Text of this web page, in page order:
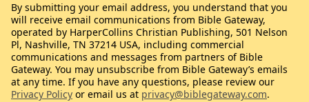
By submitting your email address, you understand that you
will receive email communications from Bible Gateway,
operated by HarperCollins Christian Publishing, 501 Nelson
Pl, Nashville, TN 37214 USA, including commercial
communications and messages from partners of Bible
Gateway. You may unsubscribe from Bible Gateway’s emails
at any time. If you have any questions, please review our
Privacy Policy or email us at privacy@biblegateway.com.